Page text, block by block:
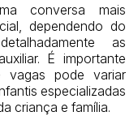
conversa mais
dependendo do
as
É importante
vagas pode variar
especializadas
criança e família.